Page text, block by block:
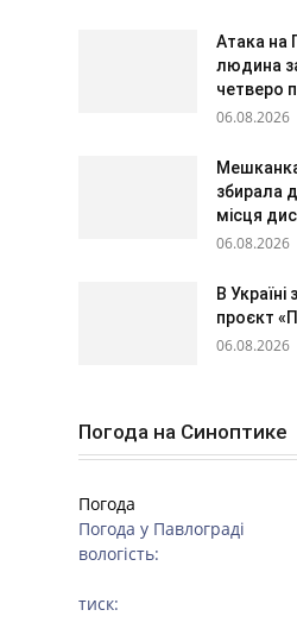
Атака на
людина
четверо
06.08.2026
збирала
місця
06.08.2026
В
проєкт
06.08.2026
Погода на Синоптике
Погода
Погода у Павлограді
вологість:
тиск: